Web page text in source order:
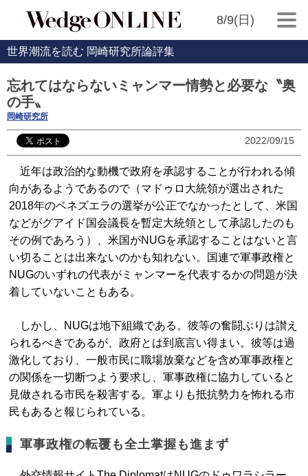
8/9(日)
世界潮流を読む 岡崎研究所論評集
忘れてはならないミャンマー情勢と必要な〝奥
の手〟
岡崎研究所
2022/09/15
近年は政治的な動機で政府を承認することが行われる傾
向があるようであるので（マドゥロ大統領が選出された
2018年のベネズエラの選挙が公正でなかったとして、米国
などがグアイド国会議長を暫定大統領として承認したのも
その例であろう）、米国がNUGを承認することはないと言
い切ることは出来ないのかも知れない。国連で軍事政権と
NUGのいずれの代表がミャンマーを代表するかの問題が決
着していないこともある。
しかし、NUGは地下組織である。彼等の奮闘ぶりは讃え
られるべきであるが、政府とは到底言い得まい。彼等は過
激化しており、一般市民に職場放棄などを含め軍事政権と
の関係を一切断つよう要求し、軍事政権に協力していると
見做される市民を殺害する。軍よりも抵抗勢力を怖れる市
民もあると報じられている。
軍事政権の転覆も全土掌握も進まず